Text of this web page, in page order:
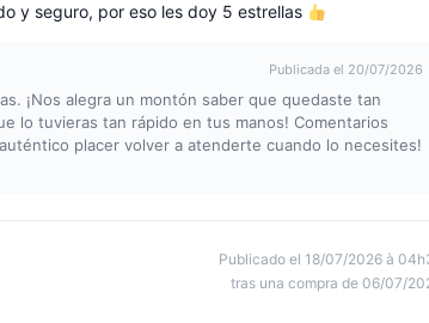
y seguro, por eso les doy 5 estrellas
Publicada el 20/07/2026
¡Nos alegra un montón saber que quedaste tan
lo tuvieras tan rápido en tus manos! Comentarios
placer volver a atenderte cuando lo necesites!
Publicado el 18/07/2026 à
tras una compra de 06/07/